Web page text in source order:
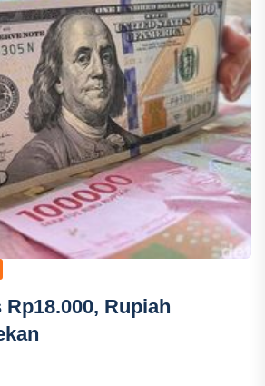
Rupiah